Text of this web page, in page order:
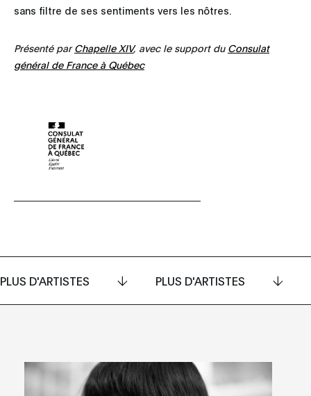
sans filtre de ses sentiments vers les nôtres.
Présenté parChapelle XIV, avec le support du Consulat
général de France à Québec
PLUS D'ARTISTES PLUS D'ARTISTES